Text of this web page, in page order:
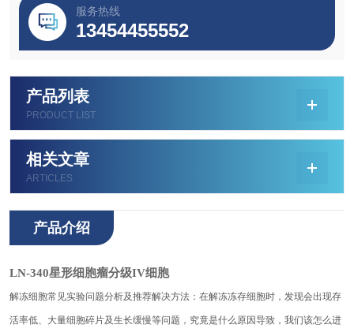
服务热线
13454455552
产品列表
PRODUCT LIST
相关文章
ARTICLES
产品介绍
LN-340星形细胞瘤分级IV细胞
解冻细胞常见实验问题分析及推荐解决方法： 在解冻冻存细胞时，发现会出现存
活率低、大量细胞碎片及生长缓慢等问题，究竟是什么原因导致，我们该怎么进